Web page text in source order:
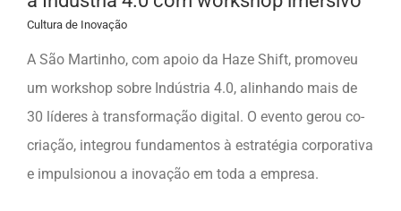
Cultura de Inovação
A São Martinho, com apoio da Haze Shift, promoveu
um workshop sobre Indústria 4.0, alinhando mais de
30 líderes à transformação digital. O evento gerou co-
criação, integrou fundamentos à estratégia corporativa
e impulsionou a inovação em toda a empresa.